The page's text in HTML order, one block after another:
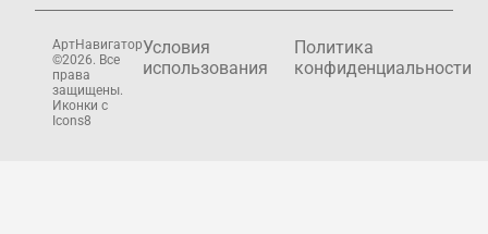
АртНавигатор
©2026. Все
права
защищены.
Иконки с
Icons8
Условия
использования
Политика
конфиденциальности